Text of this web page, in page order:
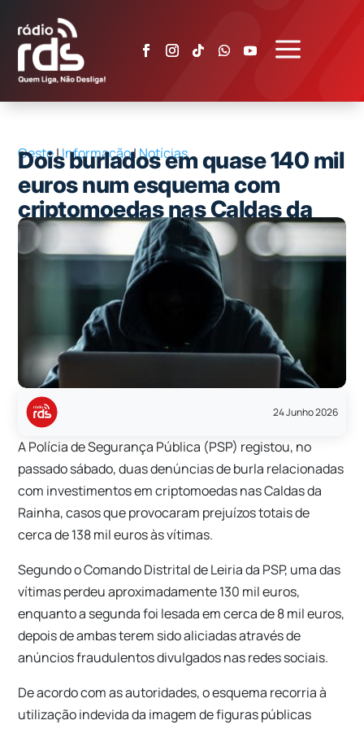
a
Oeste|Informação|Notícias
Dois burlados em quase 140 mil
euros num esquema com
criptomoedas nas Caldas da
Rainha
24 Junho 2026
A Polícia de Segurança Pública (PSP) registou, no
passado sábado, duas denúncias de burla relacionadas
com investimentos em criptomoedas nas Caldas da
Rainha, casos que provocaram prejuízos totais de
cerca de 138 mil euros às vítimas.
Segundo o Comando Distrital de Leiria da PSP, uma das
vítimas perdeu aproximadamente 130 mil euros,
enquanto a segunda foi lesada em cerca de 8 mil euros,
depois de ambas terem sido aliciadas através de
anúncios fraudulentos divulgados nas redes sociais.
De acordo com as autoridades, o esquema recorria à
utilização indevida da imagem de figuras públicas